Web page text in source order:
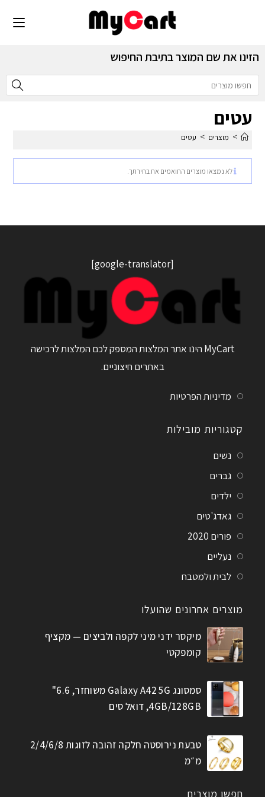
הזינו את שם המוצר בתיבת החיפוש
עטים
> מוצרים > עטים
לא נמצאו מוצרים התואמים את בחירתך.
[google-translator]
MyCart הינו אתר המלצות המספק לכם המלצות לרכישה
באתרים חיצוניים.
מדיניות הפרטיות
קטגוריות מובילות
נשים
גברים
ילדים
גאדג'טים
פורים 2020
נעליים
לבית ולמטבח
מוצרים אחרונים שהועלו
מיקסר ידני מיני לקפה ולביצים — מקציף
קומפקטי
סמסונג Galaxy A42 5G משוחזר, 6.6"
4GB/128GB, דואל סים
טבעת נירוסטה חלקה זהובה לזוגות 2/4/6/8
מ״מ
חפשו מוצרים